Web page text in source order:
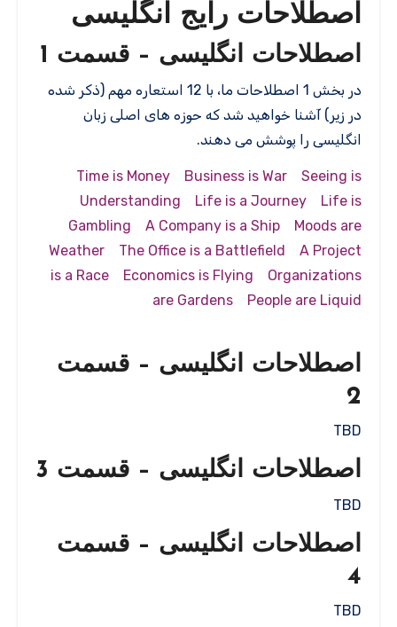
اصطلاحات رایج انگلیسی
اصطلاحات انگلیسی – قسمت 1
در بخش 1 اصطلاحات ما، با 12 استعاره مهم (ذکر شده
در زیر) آشنا خواهید شد که حوزه های اصلی زبان
انگلیسی را پوشش می دهند.
Time is Money Business is War
Seeing is
Understanding
Life is a Journey
Life is
Gambling
A Company is a Ship
Moods are
Weather
The Office is a Battlefield
A Project
is a Race
Economics is Flying
Organizations
are Gardens
People are Liquid
اصطلاحات انگلیسی – قسمت
2
TBD
اصطلاحات انگلیسی – قسمت 3
TBD
اصطلاحات انگلیسی – قسمت
4
TBD